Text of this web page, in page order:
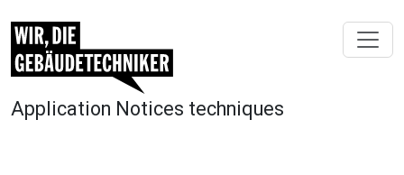
Application Notices techniques